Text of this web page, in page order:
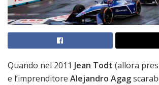
Quando nel 2011 Jean Todt (allora
e l’imprenditore Alejandro Agag